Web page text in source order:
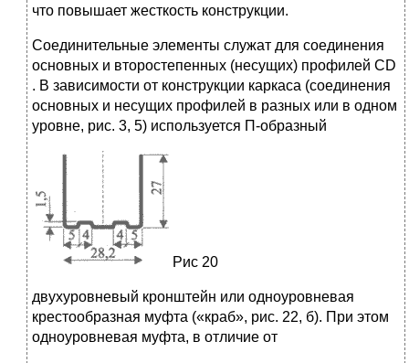
что повышает жесткость конструкции.
Соединительные элементы служат для соединения
основных и второстепенных (несущих) профилей CD
. В зависимости от конструкции каркаса (соединения
основных и несущих профилей в разных или в одном
уровне, рис. 3, 5) используется П-образный
Рис 20
двухуровневый кронштейн или одноуровневая
крестообразная муфта («краб», рис. 22, б). При этом
одноуровневая муфта, в отличие от